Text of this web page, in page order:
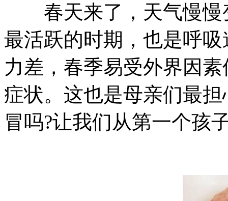
春天来了，天气慢慢
最活跃的时期，也是呼
力差，春季易受外界因
症状。这也是母亲们最
冒吗?让我们从第一个孩